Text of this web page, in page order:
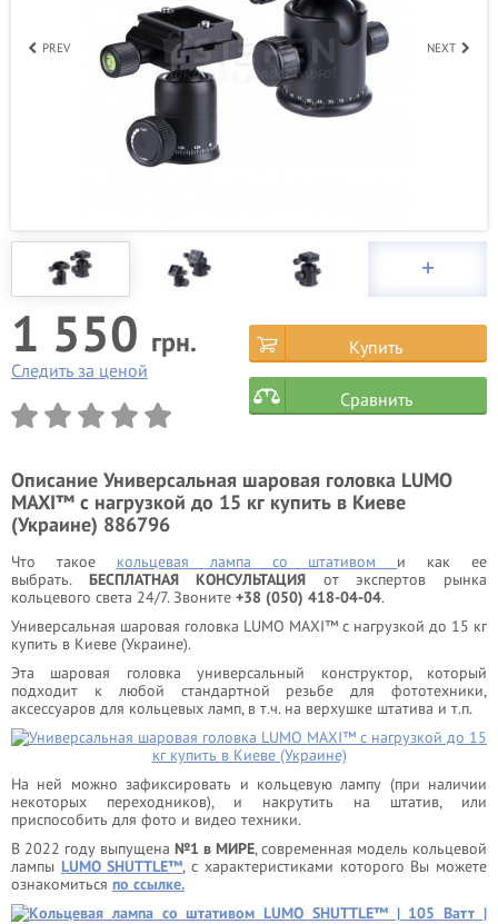
PREV NEXT
1 550 грн.
Следить за ценой
Купить
Сравнить
Описание Универсальная шаровая головка LUMO
MAXI™ с нагрузкой до 15 кг купить в Киеве
(Украине) 886796
Что такое кольцевая лампа со штативом и как ее
выбрать. БЕСПЛАТНАЯ КОНСУЛЬТАЦИЯ от экспертов рынка
кольцевого света 24/7. Звоните +38 (050) 418-04-04.
Универсальная шаровая головка LUMO MAXI™ с нагрузкой до 15 кг
купить в Киеве (Украине).
Эта шаровая головка универсальный конструктор, который
подходит к любой стандартной резьбе для фототехники,
аксессуаров для кольцевых ламп, в т.ч. на верхушке штатива и т.п.
На ней можно зафиксировать и кольцевую лампу (при наличии
некоторых переходников), и накрутить на штатив, или
приспособить для фото и видео техники.
В 2022 году выпущена №1 в МИРЕ, современная модель кольцевой
лампы LUMO SHUTTLE™, с характеристиками которого Вы можете
ознакомиться по ссылке.